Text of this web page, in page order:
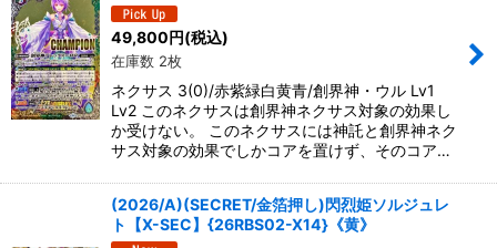
49,800円(税込)
在庫数 2枚
ネクサス 3(0)/赤紫緑白黄青/創界神・ウル Lv1
Lv2 このネクサスは創界神ネクサス対象の効果し
か受けない。 このネクサスには神託と創界神ネク
サス対象の効果でしかコアを置けず、そのコア…
(2026/A)(SECRET/金箔押し)閃烈姫ソルジュレ
ト【X-SEC】{26RBS02-X14}《黄》